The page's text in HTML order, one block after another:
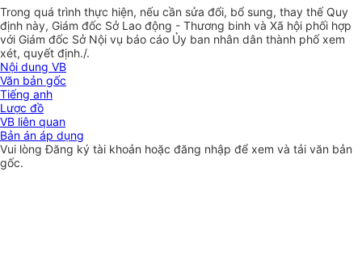
Trong quá trình thực hiện, nếu cần sửa đổi, bổ sung, thay thế Quy
định này, Giám đốc Sở Lao động - Thương binh và Xã hội phối hợp
với Giám đốc Sở Nội vụ báo cáo Ủy ban nhân dân thành phố xem
xét, quyết định./.
Nội dung VB
Văn bản gốc
Tiếng anh
Lược đồ
VB liên quan
Bản án áp dụng
Vui lòngĐăng ký tài khoản hoặc đăng nhập để xem và tải văn bản
gốc.